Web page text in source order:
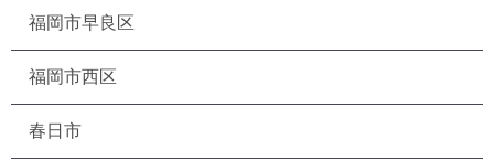
福岡市早良区
福岡市西区
春日市